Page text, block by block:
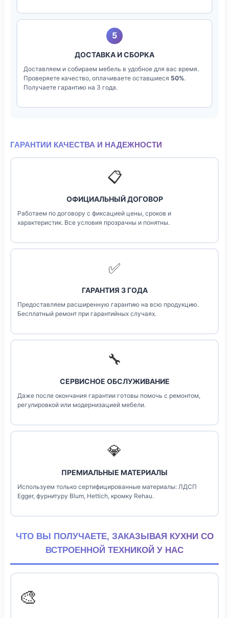
5
ДОСТАВКА И СБОРКА
Доставляем и собираем мебель в удобное для вас время.
Проверяете качество, оплачиваете оставшиеся 50%.
Получаете гарантию на 3 года.
ГАРАНТИИ КАЧЕСТВА И НАДЕЖНОСТИ
📋
ОФИЦИАЛЬНЫЙ ДОГОВОР
Работаем по договору с фиксацией цены, сроков и
характеристик. Все условия прозрачны и понятны.
✅
ГАРАНТИЯ 3 ГОДА
Предоставляем расширенную гарантию на всю продукцию.
Бесплатный ремонт при гарантийных случаях.
🔧
СЕРВИСНОЕ ОБСЛУЖИВАНИЕ
Даже после окончания гарантии готовы помочь с ремонтом,
регулировкой или модернизацией мебели.
💎
ПРЕМИАЛЬНЫЕ МАТЕРИАЛЫ
Используем только сертифицированные материалы: ЛДСП
Egger, фурнитуру Blum, Hettich, кромку Rehau.
ЧТО ВЫ ПОЛУЧАЕТЕ, ЗАКАЗЫВАЯ КУХНИ СО
ВСТРОЕННОЙ ТЕХНИКОЙ У НАС
🎨